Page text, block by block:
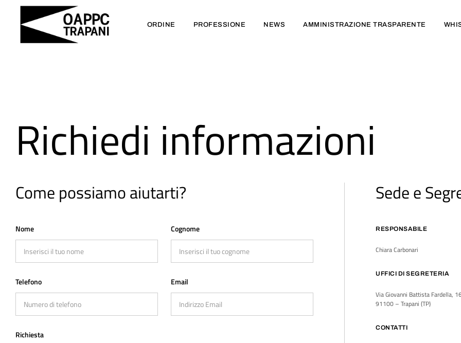
ORDINE PROFESSIONE NEWS AMMINISTRAZIONE TRASPARENTE
Richiedi informazioni
Come possiamo aiutarti?
Nome Cognome
Telefono Email
Richiesta
Sede e
RESPONSABILE
Chiara Carbonari
UFFICI DI SEGRETERIA
Via Giovanni Battista Fardella,
91100 – Trapani (TP)
CONTATTI